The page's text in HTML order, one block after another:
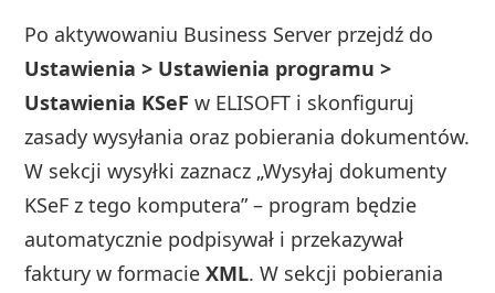
Po aktywowaniu Business Server przejdź do
Ustawienia > Ustawienia programu >
Ustawienia KSeF w ELISOFT i skonfiguruj
zasady wysyłania oraz pobierania dokumentów.
W sekcji wysyłki zaznacz „Wysyłaj dokumenty
KSeF z tego komputera” – program będzie
automatycznie podpisywał i przekazywał
faktury w formacieXML. W sekcji pobierania